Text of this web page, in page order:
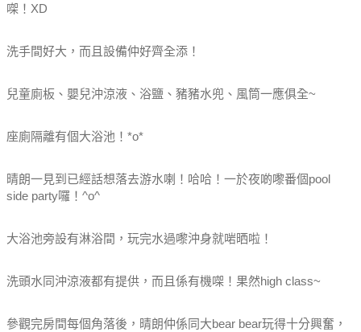
㗎！XD
洗手間好大，而且設備仲好齊全添！
兒童廁板、嬰兒沖涼液、浴鹽、豬豬水兜、風筒一應俱全~
座廁隔離有個大浴池！*o*
晴朗一見到已經話想落去游水喇！哈哈！一於夜啲嚟番個pool
side party囉！^o^
大浴池旁設有淋浴間，玩完水過嚟沖身就啱晒啦！
洗頭水同沖涼液都有提供，而且係有機㗎！果然high class~
參觀完房間每個角落後，晴朗仲係同大bear bear玩得十分興奮，